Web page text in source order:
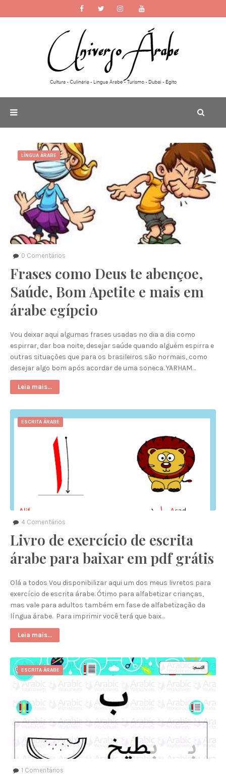
LÍNGUA ÁRABE
0 Comentários
Frases como Deus te abençoe,
Saúde, Bom Apetite e mais em
árabe egípcio
Vou deixar aqui algumas frases usadas no dia a dia como
espirrar, dar boa noite, desejar saúde quando alguém espirra e
outras situações que para os brasileiros são normais, como
desejar algo bom após acordar de uma soneca. YARHAM…
Leia mais...
ESCRITA ÁRABE
4 Comentários
Livro de exercício de escrita
árabe para baixar em pdf grátis
Olá a todos Vou disponibilizar aqui um dos meus livretos para
exercício de escrita árabe. Ótimo para alfabetizar crianças,
mas vale para adultos também em fase de alfabetização da
língua árabe. Para imprimir você terá que baix…
Leia mais...
ESCRITA ÁRABE
1 Comentários